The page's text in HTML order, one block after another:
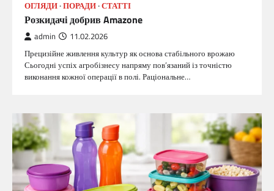
ОГЛЯДИ ПОРАДИ СТАТТІ
Розкидачі добрив Amazone
admin 11.02.2026
Прецизійне живлення культур як основа стабільного врожаю
Сьогодні успіх агробізнесу напряму пов’язаний із точністю
виконання кожної операції в полі. Раціональне…